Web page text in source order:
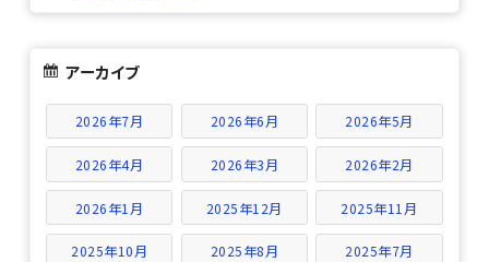
アーカイブ
2026年7月 2026年6月 2026年5月
2026年4月 2026年3月 2026年2月
2026年1月 2025年12月 2025年11月
2025年10月 2025年8月 2025年7月